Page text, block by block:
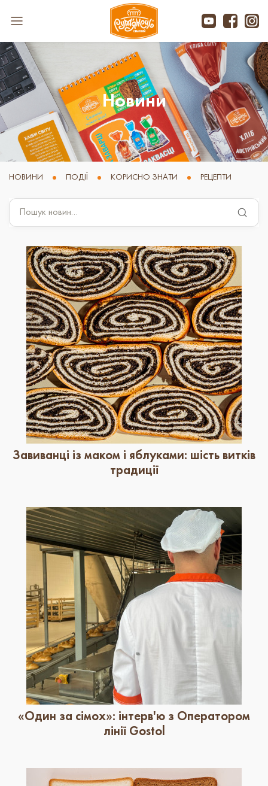
Новини
НОВИНИ ПОДІЇ КОРИСНО ЗНАТИ РЕЦЕПТИ
Завиванці із маком і яблуками: шість витків
традиції
«Один за сімох»: інтерв'ю з Оператором
лінії Gostol